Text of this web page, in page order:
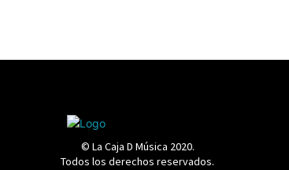
© La Caja D Música 2020.
Todos los derechos reservados.